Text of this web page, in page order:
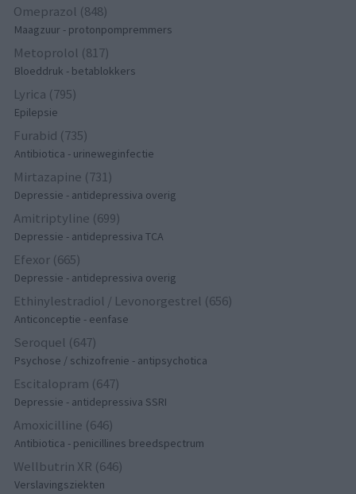
Omeprazol (848)
Maagzuur - protonpompremmers
Metoprolol (817)
Bloeddruk - betablokkers
Lyrica (795)
Epilepsie
Furabid (735)
Antibiotica - urineweginfectie
Mirtazapine (731)
Depressie - antidepressiva overig
Amitriptyline (699)
Depressie - antidepressiva TCA
Efexor (665)
Depressie - antidepressiva overig
Ethinylestradiol / Levonorgestrel (656)
Anticonceptie - eenfase
Seroquel (647)
Psychose / schizofrenie - antipsychotica
Escitalopram (647)
Depressie - antidepressiva SSRI
Amoxicilline (646)
Antibiotica - penicillines breedspectrum
Wellbutrin XR (646)
Verslavingsziekten